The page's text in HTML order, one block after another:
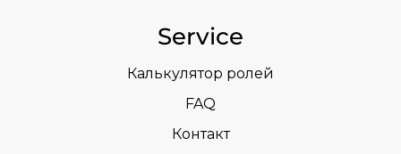
Service
Калькулятор ролей
FAQ
Контакт